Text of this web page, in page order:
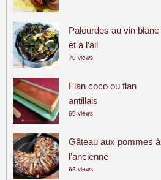
Palourdes au vin blanc
et à l’ail
70 views
Flan coco ou flan
antillais
69 views
Gâteau aux pommes à
l’ancienne
63 views